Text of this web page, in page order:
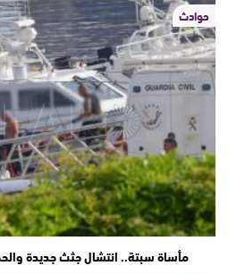
حوادث
مأساة سبتة.. انتشال جثث جديدة والحصيلة